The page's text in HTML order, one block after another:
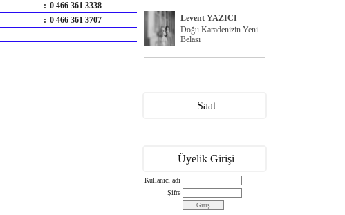
: 0 466 361 3338
: 0 466 361 3707
Levent YAZICI
Doğu Karadenizin Yeni
Belası
Saat
Üyelik Girişi
Kullanıcı adı
Şifre